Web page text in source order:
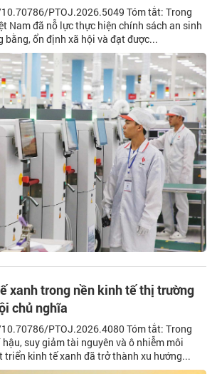
PTOJ.2026.5049 Tóm tắt: Trong
Nam đã nỗ lực thực hiện chính sách an sinh
bằng, ổn định xã hội và đạt được...
xanh trong nền kinh tế thị trường
chủ nghĩa
PTOJ.2026.4080 Tóm tắt: Trong
suy giảm tài nguyên và ô nhiễm môi
kinh tế xanh đã trở thành xu hướng...